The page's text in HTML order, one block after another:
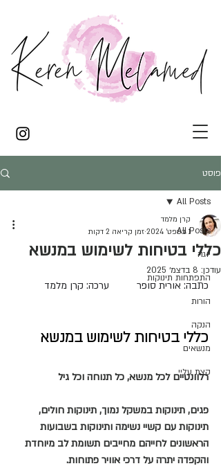
פוסט
All Posts
יוגה
התפתחות תינוקות
הורות
הנקה
מנשאים
קצת עליי
All Posts
כללי בטיחות לשימוש במנשא
קרן מלמד
1 בספט׳ 2024
זמן קריאה 2 דקות
עודכן: 8 בדצמ׳ 2025
כתבה: אורית סופר          ערכה: קרן מלמד
כללי בטיחות לשימוש במנשא
רלוונטיים לכל מנשא, כל תנוחה וכל גיל
פגים, תינוקות במשקל נמוך, תינוקות חולים,
תינוקות עם קשיי נשימה ותינוקות בשבועות
הראשונים לחייהם מחייבים תשומת לב מיוחדת
והקפדה יתרה על דרכי אוויר פתוחות.